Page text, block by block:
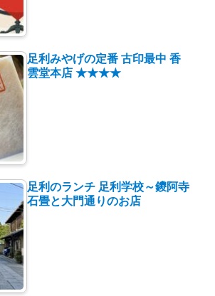
足利みやげの定番 古印最中 香
雲堂本店 ★★★★
足利のランチ 足利学校～鑁阿寺
石畳と大門通りのお店